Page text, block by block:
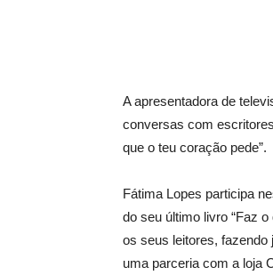
A apresentadora de
conversas com
que o teu coração pede”.
Fátima Lopes participa
do seu último livro “Faz
os seus leitores,
uma parceria com a loja